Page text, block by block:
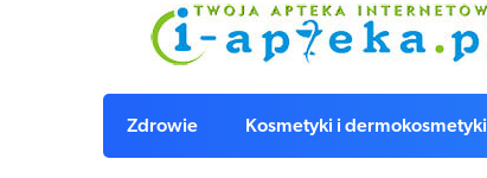
Zdrowie Kosmetyki i dermokosmetyki